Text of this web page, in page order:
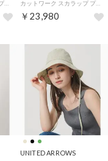
カットワーク スカラップ プルオーバー ニット ‐ウォッシャブル‐ （DK.GRAY）
￥23,980
UNITED ARROWS